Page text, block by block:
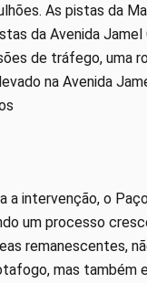
As pistas da
da Avenida Jamel
de tráfego, uma
na Avenida
a intervenção, o
um processo
remanescentes,
mas também